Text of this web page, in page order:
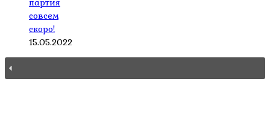
партия
совсем
скоро!
15.05.2022